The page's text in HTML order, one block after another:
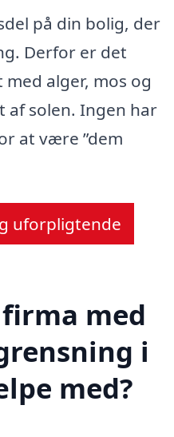
på din bolig, der
Derfor er det
alger, mos og
af solen. Ingen har
at være ”dem
uforpligtende
med
i
med?